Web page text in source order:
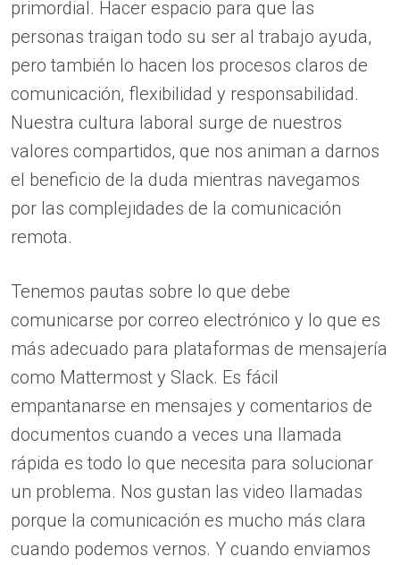
primordial. Hacer espacio para que las
personas traigan todo su ser al trabajo ayuda,
pero también lo hacen los procesos claros de
comunicación, flexibilidad y responsabilidad.
Nuestra cultura laboral surge de nuestros
valores compartidos, que nos animan a darnos
el beneficio de la duda mientras navegamos
por las complejidades de la comunicación
remota.
Tenemos pautas sobre lo que debe
comunicarse por correo electrónico y lo que es
más adecuado para plataformas de mensajería
como Mattermost y Slack. Es fácil
empantanarse en mensajes y comentarios de
documentos cuando a veces una llamada
rápida es todo lo que necesita para solucionar
un problema. Nos gustan las video llamadas
porque la comunicación es mucho más clara
cuando podemos vernos. Y cuando enviamos